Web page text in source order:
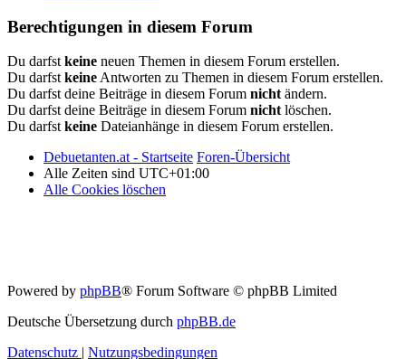
Berechtigungen in diesem Forum
Du darfst keine neuen Themen in diesem Forum erstellen.
Du darfst keine Antworten zu Themen in diesem Forum erstellen.
Du darfst deine Beiträge in diesem Forum nicht ändern.
Du darfst deine Beiträge in diesem Forum nicht löschen.
Du darfst keine Dateianhänge in diesem Forum erstellen.
Debuetanten.at - Startseite Foren-Übersicht
Alle Zeiten sind UTC+01:00
Alle Cookies löschen
Powered by phpBB® Forum Software © phpBB Limited
Deutsche Übersetzung durch phpBB.de
Datenschutz | Nutzungsbedingungen